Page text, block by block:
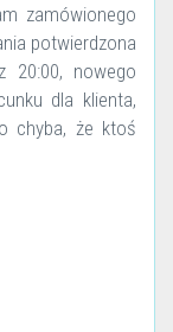
zamówionego
potwierdzona
20:00, nowego
dla klienta,
chyba, że ktoś